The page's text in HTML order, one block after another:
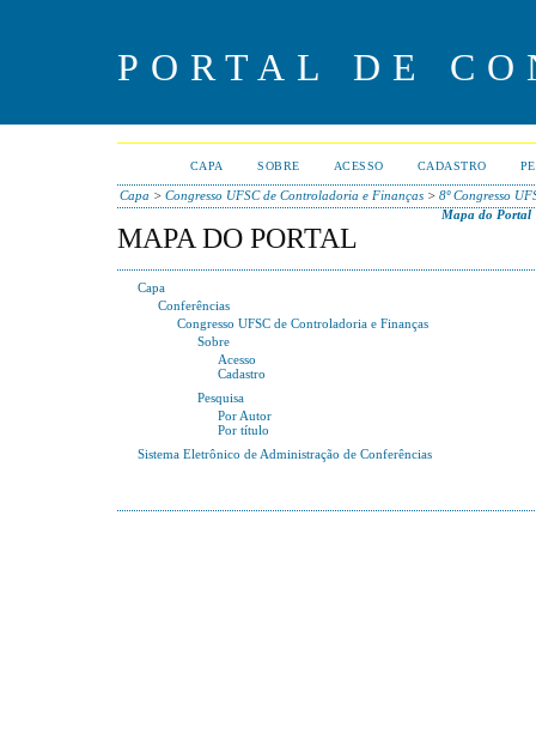
PORTAL DE
CAPA SOBRE ACESSO CADASTRO
Capa >Congresso UFSC de Controladoria e Finanças >8º Congresso
Mapa do Portal
MAPA DO PORTAL
Capa
Conferências
Congresso UFSC de Controladoria e Finanças
Sobre
Acesso
Cadastro
Pesquisa
Por Autor
Por título
Sistema Eletrônico de Administração de Conferências